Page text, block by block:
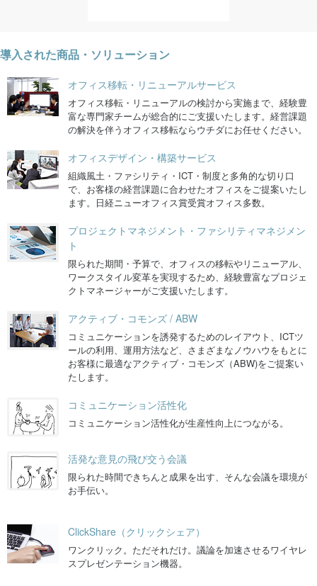
導入された商品・ソリューション
オフィス移転・リニューアルサービス
オフィス移転・リニューアルの検討から実施まで、経験豊
富な専門家チームが総合的にご支援いたします。経営課題
の解決を伴うオフィス移転ならウチダにお任せください。
オフィスデザイン・構築サービス
組織風土・ファシリティ・ICT・制度と多角的な切り口
で、お客様の経営課題に合わせたオフィスをご提案いたし
ます。日経ニューオフィス賞受賞オフィス多数。
プロジェクトマネジメント・ファシリティマネジメン
ト
限られた期間・予算で、オフィスの移転やリニューアル、
ワークスタイル変革を実現するため、経験豊富なプロジェ
クトマネージャーがご支援いたします。
アクティブ・コモンズ / ABW
コミュニケーションを誘発するためのレイアウト、ICTツ
ールの利用、運用方法など、さまざまなノウハウをもとに
お客様に最適なアクティブ・コモンズ（ABW)をご提案い
たします。
コミュニケーション活性化
コミュニケーション活性化が生産性向上につながる。
活発な意見の飛び交う会議
限られた時間できちんと成果を出す、そんな会議を環境が
お手伝い。
ClickShare（クリックシェア）
ワンクリック。ただそれだけ。議論を加速させるワイヤレ
スプレゼンテーション機器。